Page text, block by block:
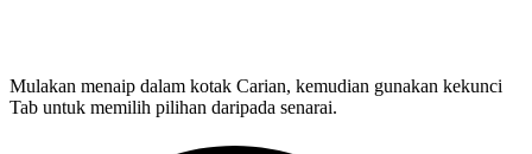
Mulakan menaip dalam kotak Carian, kemudian gunakan kekunci
Tab untuk memilih pilihan daripada senarai.